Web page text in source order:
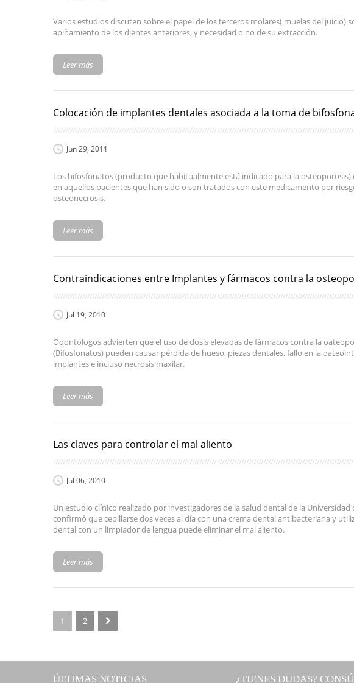
Varios estudios discuten sobre el papel de los terceros molares( muelas del juicio)
apiñamiento de los dientes anteriores, y necesidad o no de su extracción.
Leer más
Colocación de implantes dentales asociada a la toma de
Jun 29, 2011
Los bifosfonatos (producto que habitualmente está indicado para la osteoporosis)
en aquellos pacientes que han sido o son tratados con este medicamento por
osteonecrosis.
Leer más
Contraindicaciones entre Implantes y fármacos contra la
Jul 19, 2010
Odontólogos advierten que el uso de dosis elevadas de fármacos contra la
(Bifosfonatos) pueden causar pérdida de hueso, piezas dentales, fallo en la
implantes e incluso necrosis maxilar.
Leer más
Las claves para controlar el mal aliento
Jul 06, 2010
Un estudio clínico realizado por investigadores de la salud dental de la Universidad
confirmó que cepillarse dos veces al día con una crema dental antibacteriana y
dental con un limpiador de lengua puede eliminar el mal aliento.
Leer más
1 2
ÚLTIMAS NOTICIAS ¿TIENES DUDAS?